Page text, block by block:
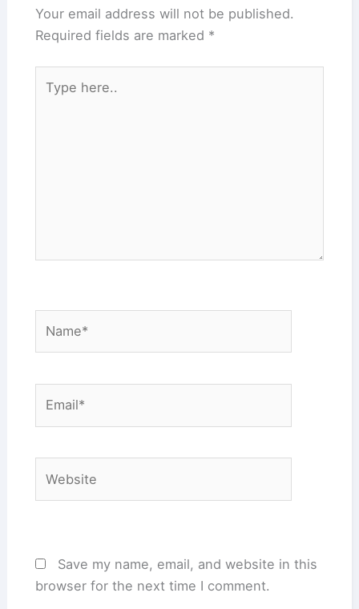
Your email address will not be published.
Required fields are marked *
here..
Save my name, email, and website in this
browser for the next time I comment.